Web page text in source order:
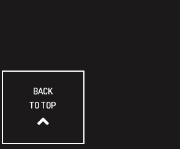
BACK
TO TOP